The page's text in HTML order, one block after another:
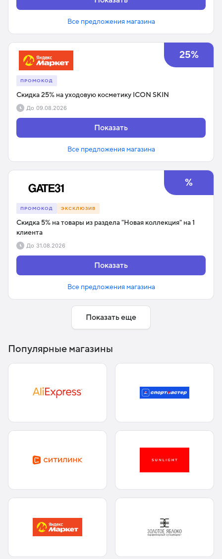
Все предложения магазина
25%
ПРОМОКОД
Скидка 25% на уходовую косметику ICON SKIN
До 09.08.2026
Показать
Все предложения магазина
%
ПРОМОКОД ЭКСКЛЮЗИВ
Скидка 5% на товары из раздела "Новая коллекция" на 1
клиента
До 31.08.2026
Показать
Все предложения магазина
Показать еще
Популярные магазины